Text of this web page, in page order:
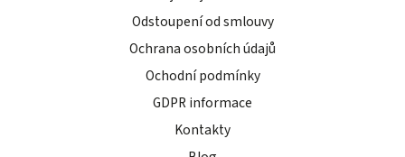
Odstoupení od smlouvy
Ochrana osobních údajů
Ochodní podmínky
GDPR informace
Kontakty